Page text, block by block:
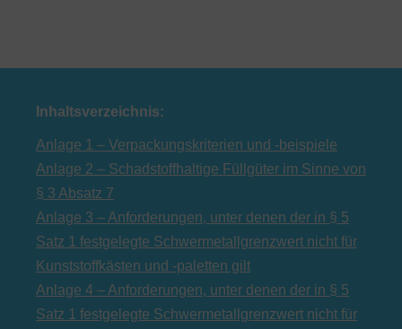
Inhaltsverzeichnis:
Anlage 1 – Verpackungskriterien und -beispiele
Anlage 2 – Schadstoffhaltige Füllgüter im Sinne von
§ 3 Absatz 7
Anlage 3 – Anforderungen, unter denen der in § 5
Satz 1 festgelegte Schwermetallgrenzwert nicht für
Kunststoffkästen und -paletten gilt
Anlage 4 – Anforderungen, unter denen der in § 5
Satz 1 festgelegte Schwermetallgrenzwert nicht für